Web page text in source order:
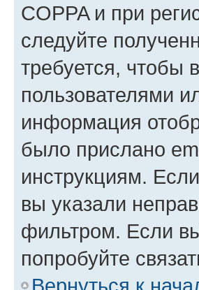
COPPA и при
следуйте
требуется, чтобы
пользователями
информация
было прислано
инструкциям.
вы указали
фильтром. Если
попробуйте
Вернуться к